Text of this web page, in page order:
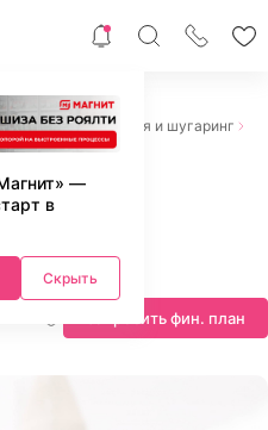
—
в
Скрыть
здоровье Эпиляция и шугаринг
Запросить фин. план